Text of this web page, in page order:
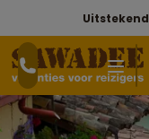
Uitstekend